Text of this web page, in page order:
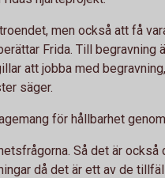
men också att få
Frida. Till begravning
att jobba med
säger.
för hållbarhet
Så det är
då det är ett av de